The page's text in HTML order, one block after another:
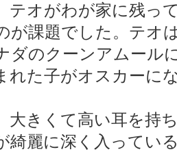
テオがわが家に残っ
が課題でした。テオ
ダのクーンアムール
れた子がオスカーに
大きくて高い耳を持
綺麗に深く入ってい